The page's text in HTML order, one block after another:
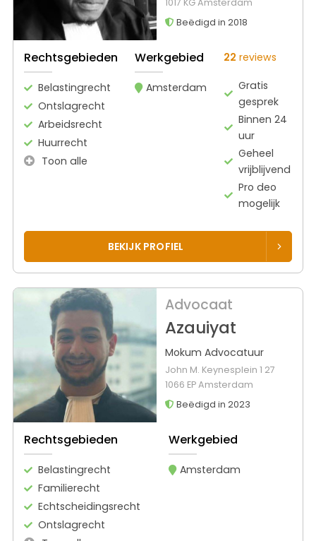
1017 KG Amsterdam
Beëdigd in 2018
Rechtsgebieden
Belastingrecht
Ontslagrecht
Arbeidsrecht
Huurrecht
Toon alle
Werkgebied
Amsterdam
22 reviews
Gratis
gesprek
Binnen 24
uur
Geheel
vrijblijvend
Pro deo
mogelijk
BEKIJK PROFIEL
Advocaat
Azauiyat
Mokum Advocatuur
John M. Keynesplein 1 27
1066 EP Amsterdam
Beëdigd in 2023
Rechtsgebieden
Belastingrecht
Familierecht
Echtscheidingsrecht
Ontslagrecht
Werkgebied
Amsterdam